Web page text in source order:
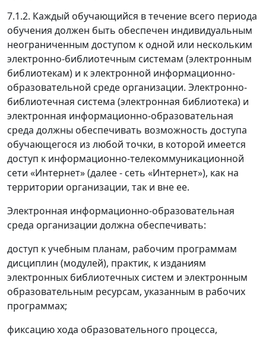
7.1.2. Каждый обучающийся в течение всего периода
обучения должен быть обеспечен индивидуальным
неограниченным доступом к одной или нескольким
электронно-библиотечным системам (электронным
библиотекам) и к электронной информационно-
образовательной среде организации. Электронно-
библиотечная система (электронная библиотека) и
электронная информационно-образовательная
среда должны обеспечивать возможность доступа
обучающегося из любой точки, в которой имеется
доступ к информационно-телекоммуникационной
сети «Интернет» (далее - сеть «Интернет»), как на
территории организации, так и вне ее.
Электронная информационно-образовательная
среда организации должна обеспечивать:
доступ к учебным планам, рабочим программам
дисциплин (модулей), практик, к изданиям
электронных библиотечных систем и электронным
образовательным ресурсам, указанным в рабочих
программах;
фиксацию хода образовательного процесса,